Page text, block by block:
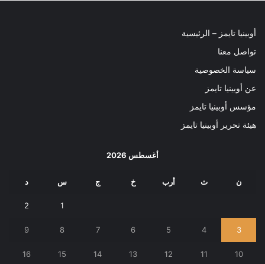
أوبينيا تايمز – الرئيسية
تواصل معنا
سياسة الخصوصية
عن أوبينيا تايمز
مؤسس أوبينيا تايمز
هيئة تحرير أوبينيا تايمز
أغسطس 2026
ن ث أرب خ ج س د
1
2
3
4
5
6
7
8
9
10
11
12
13
14
15
16